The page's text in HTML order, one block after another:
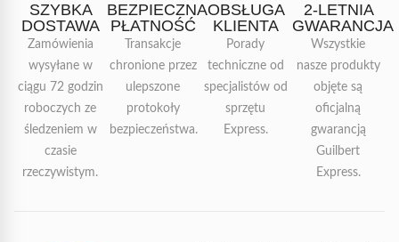
SZYBKA
DOSTAWA
Zamówienia
wysyłane w
ciągu 72 godzin
roboczych ze
śledzeniem w
czasie
rzeczywistym.
BEZPIECZNA
PŁATNOŚĆ
Transakcje
chronione przez
ulepszone
protokoły
bezpieczeństwa.
OBSŁUGA
KLIENTA
Porady
techniczne od
specjalistów od
sprzętu
Express.
2-LETNIA
GWARANCJA
Wszystkie
nasze produkty
objęte są
oficjalną
gwarancją
Guilbert
Express.